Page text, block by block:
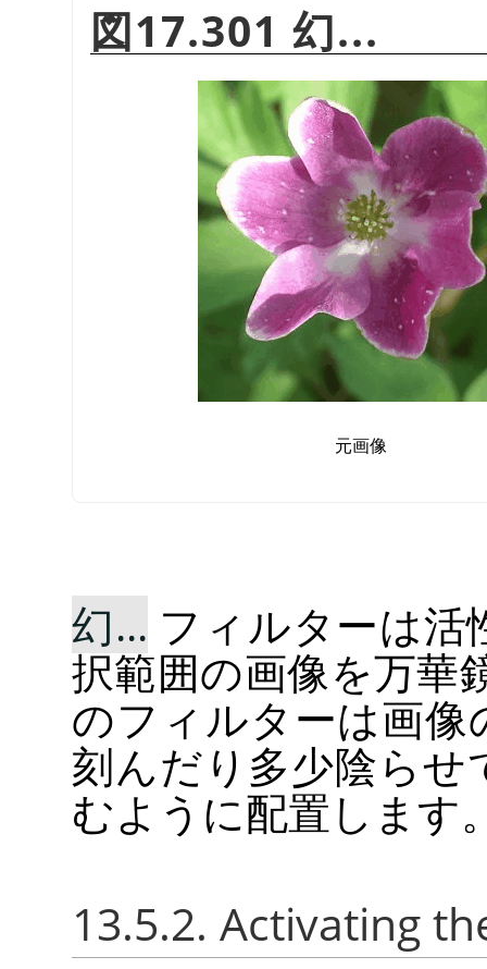
図17.301 幻...
元画像
幻... フィルターは
択範囲の画像を万華
のフィルターは画
刻んだり多少陰ら
むように配置します
13.5.2. Activating